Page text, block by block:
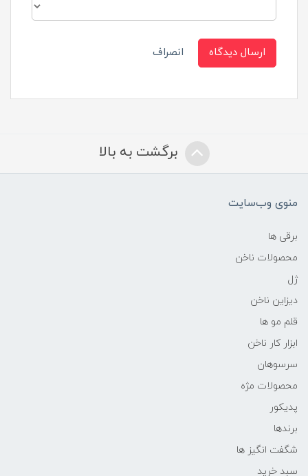
ارسال دیدگاه انصراف
برگشت به بالا
منوی وب‌سایت
برقی ها
محصولات ناخن
ژل
دیزاین ناخن
قلم مو ها
ابزار کار ناخن
سرسوهان
محصولات مژه
پدیکور
برندها
شگفت انگیز ها
سبد خرید